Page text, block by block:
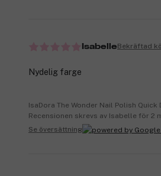
IsabelleBekräftad
Nydelig farge
IsaDora The Wonder Nail Polish
Recensionen skrevs av Isabelle för 2
Se översättning